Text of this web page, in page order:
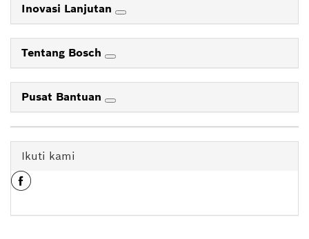
Inovasi Lanjutan
Tentang Bosch
Pusat Bantuan
Ikuti kami